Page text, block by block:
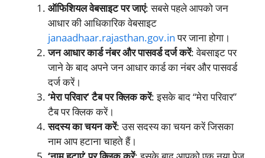
ऑफिशियल वेबसाइट पर जाएं: सबसे पहले आपको जन
आधार की आधिकारिक वेबसाइट
janaadhaar.rajasthan.gov.inपर जाना होगा।
जन आधार कार्ड नंबर और पासवर्ड दर्ज करें: वेबसाइट पर
जाने के बाद अपने जन आधार कार्ड का नंबर और पासवर्ड
दर्ज करें।
‘मेरा परिवार’ टैब पर क्लिक करें: इसके बाद “मेरा परिवार”
टैब पर क्लिक करें।
सदस्य का चयन करें: उस सदस्य का चयन करें जिसका
नाम आप हटाना चाहते हैं।